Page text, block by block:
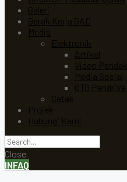
Galeri
Gerak Kerja GAD
Media
Elektronik
Artikel
Video Pendek
Media Sosial
OTG Pendrive
Cetak
Projek
Hubungi Kami
Close
INFAQ